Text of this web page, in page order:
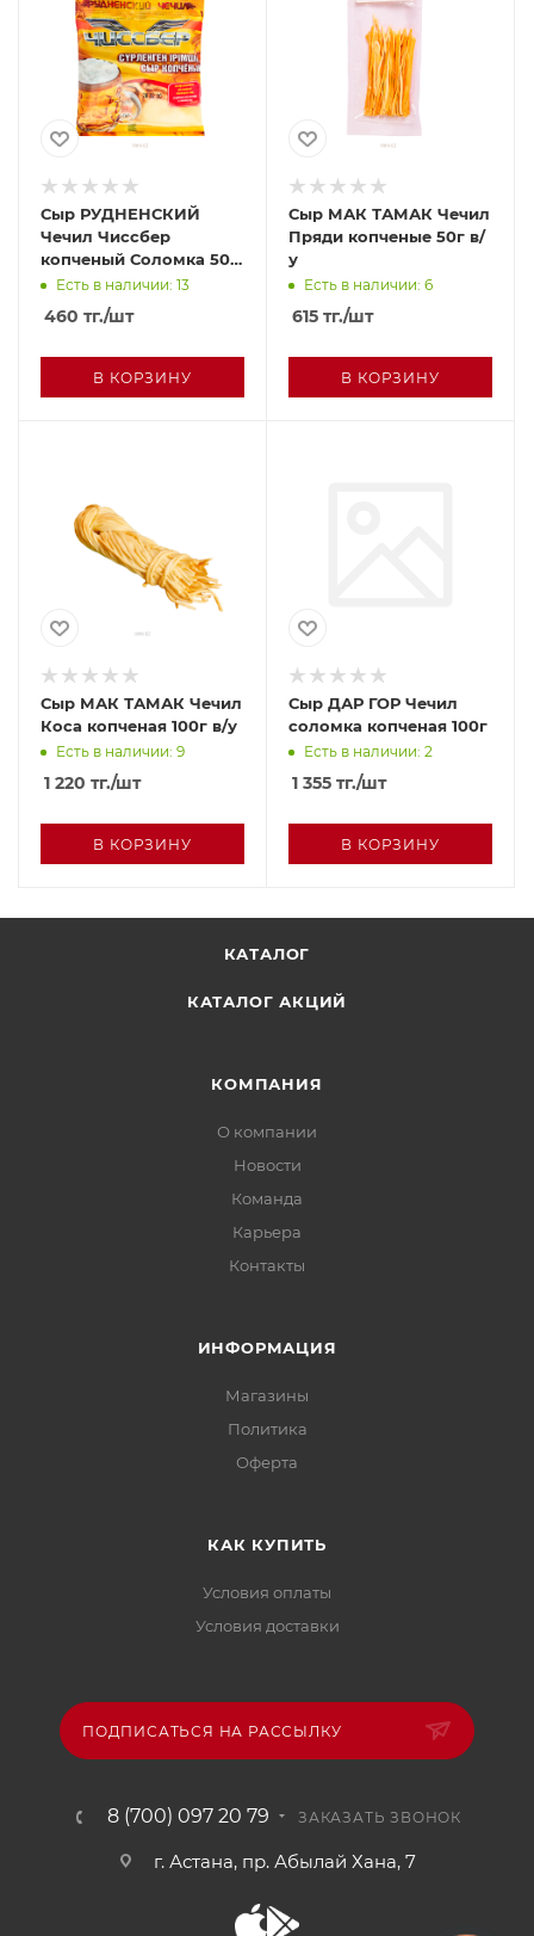
Сыр РУДНЕНСКИЙ
Чечил Чиссбер
копченый Соломка 50г
м/уЕсть в наличии: 13
460 тг./шт
В КОРЗИНУ
Сыр МАК ТАМАК Чечил
Пряди копченые 50г в/
у
Есть в наличии: 6
615 тг./шт
В КОРЗИНУ
Сыр МАК ТАМАК Чечил
Коса копченая 100г в/у
Есть в наличии: 9
1 220 тг./шт
В КОРЗИНУ
Сыр ДАР ГОР Чечил
соломка копченая 100г
Есть в наличии: 2
1 355 тг./шт
В КОРЗИНУ
КАТАЛОГ
КАТАЛОГ АКЦИЙ
КОМПАНИЯ
О компании
Новости
Команда
Карьера
Контакты
ИНФОРМАЦИЯ
Магазины
Политика
Офертa
КАК КУПИТЬ
Условия оплаты
Условия доставки
ПОДПИСАТЬСЯ НА РАССЫЛКУ
8 (700) 097 20 79 ЗАКАЗАТЬ ЗВОНОК
г. Астана, пр. Абылай Хана, 7